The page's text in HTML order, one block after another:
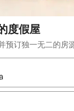
度假屋
预订独一无二的房
使用上下方向键查看